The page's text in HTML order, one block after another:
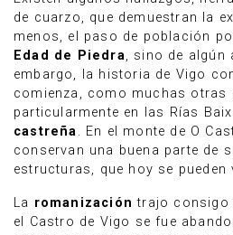
de cuarzo, que demuestran la
menos, el paso de población
Edad de Piedra, sino de algún
embargo, la historia de Vigo
comienza, como muchas otras
particularmente en las Rías
castreña. En el monte de O
conservan una buena parte de
estructuras, que hoy se pueden
La romanización trajo consigo
el Castro de Vigo se fue